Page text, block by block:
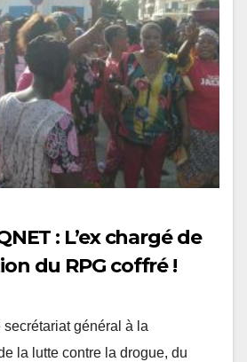
: L’ex chargé de
du RPG coffré !
secrétariat général à la
la lutte contre la drogue, du